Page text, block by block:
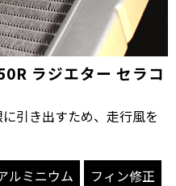
ラジエター セラコ
引き出すため、走行風を
ルミニウム
フィン修正